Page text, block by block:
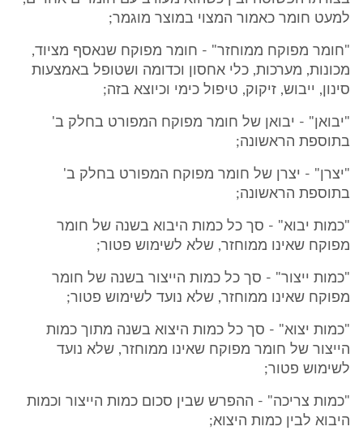
למעט חומר כאמור המצוי במוצר מוגמר;
"חומר מפוקח ממוחזר" - חומר מפוקח שנאסף מציוד,
מכונות, מערכות, כלי אחסון וכדומה ושטופל באמצעות
סינון, ייבוש, זיקוק, טיפול כימי וכיוצא בזה;
"יבואן" - יבואן של חומר מפוקח המפורט בחלק ב'
בתוספת הראשונה;
"יצרן" - יצרן של חומר מפוקח המפורט בחלק ב'
בתוספת הראשונה;
"כמות יבוא" - סך כל כמות היבוא בשנה של חומר
מפוקח שאינו ממוחזר, שלא לשימוש פטור;
"כמות ייצור" - סך כל כמות הייצור בשנה של חומר
מפוקח שאינו ממוחזר, שלא נועד לשימוש פטור;
"כמות יצוא" - סך כל כמות היצוא בשנה מתוך כמות
הייצור של חומר מפוקח שאינו ממוחזר, שלא נועד
לשימוש פטור;
"כמות צריכה" - ההפרש שבין סכום כמות הייצור וכמות
היבוא לבין כמות היצוא;